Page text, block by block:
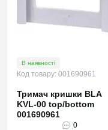
В наявності
Код товару: 001690961
Тримач кришки BLA
KVL-00 top/bottom
001690961
0